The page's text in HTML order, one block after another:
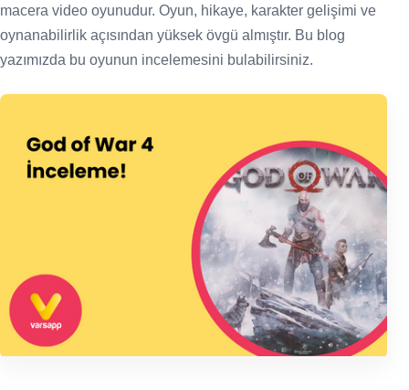
macera video oyunudur. Oyun, hikaye, karakter gelişimi ve
oynanabilirlik açısından yüksek övgü almıştır. Bu blog
yazımızda bu oyunun incelemesini bulabilirsiniz.